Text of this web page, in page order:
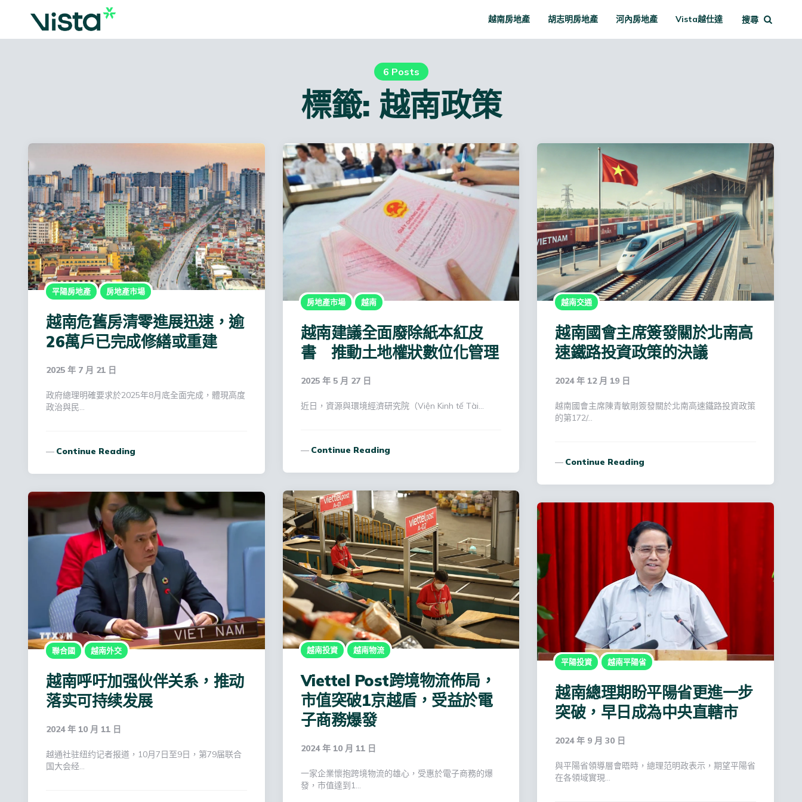
越南房地產 胡志明房地產 河內房地產 Vista越仕達 搜尋
6 Posts
標籤: 越南政策
平陽房地產 房地產市場
越南危舊房清零進展迅速，逾
26萬戶已完成修繕或重建
2025 年 7 月 21 日
政府總理明確要求於2025年8月底全面完成，體現高度
政治與民…
Continue Reading
房地產市場 越南
越南建議全面廢除紙本紅皮
書 推動土地權狀數位化管理
2025 年 5 月 27 日
近日，資源與環境經濟研究院（Viện Kinh tế Tài…
Continue Reading
越南交通
越南國會主席簽發關於北南高
速鐵路投資政策的決議
2024 年 12 月 19 日
越南國會主席陳青敏剛簽發關於北南高速鐵路投資政策
的第172/…
Continue Reading
越南投資 越南物流
Viettel Post跨境物流佈局，
市值突破1京越盾，受益於電
子商務爆發
2024 年 10 月 11 日
一家企業懷抱跨境物流的雄心，受惠於電子商務的爆
發，市值達到1…
聯合國 越南外交
越南呼吁加强伙伴关系，推动
落实可持续发展
2024 年 10 月 11 日
越通社驻纽约记者报道，10月7日至9日，第79届联合
国大会经…
平陽投資 越南平陽省
越南總理期盼平陽省更進一步
突破，早日成為中央直轄市
2024 年 9 月 30 日
與平陽省領導層會晤時，總理范明政表示，期望平陽省
在各領域實現…